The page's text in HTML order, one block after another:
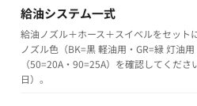
給油システム一式
給油ノズル＋ホース＋スイベルをセット
ノズル色（BK=黒 軽油用・GR=緑 灯油
（50=20A・90=25A）を確認してくだ
日）。